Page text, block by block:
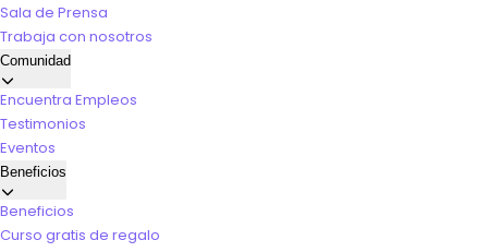
Sala de Prensa
Trabaja con nosotros
Comunidad
Encuentra Empleos
Testimonios
Eventos
Beneficios
Beneficios
Curso gratis de regalo